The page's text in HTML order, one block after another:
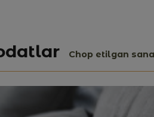
Chop etilgan